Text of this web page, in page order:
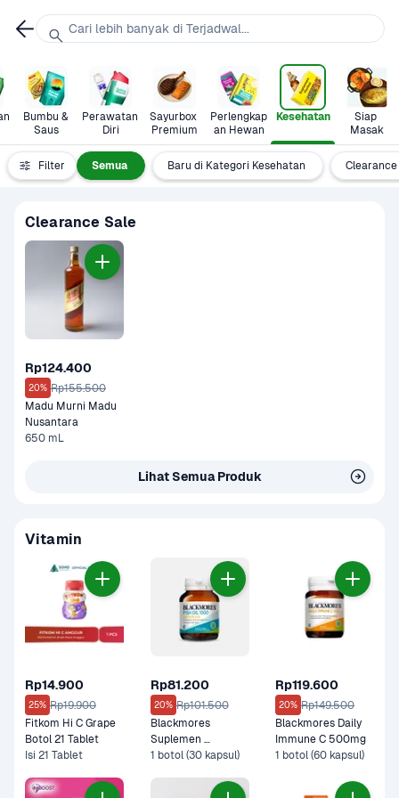
Bumbu &
Saus
Perawatan
Diri
Sayurbox
Premium
Perlengkap
an Hewan
Kesehatan
Siap
Masak
Filter Semua Baru di Kategori Kesehatan
Clearance Sale
Rp124.400
20% Rp155.500
Madu Murni Madu
Nusantara
650 mL
Lihat Semua Produk
Vitamin
Rp14.900
25% Rp19.900
Fitkom Hi C Grape
Isi 21 Tablet
Rp81.200
20% Rp101.500
Blackmores
Suplemen
Odourless Fish Oil
1 botol (30 kapsul)
Rp119.600
20% Rp149.500
Blackmores Daily
1 botol (60 kapsul)
Cari lebih banyak di Terjadwal...